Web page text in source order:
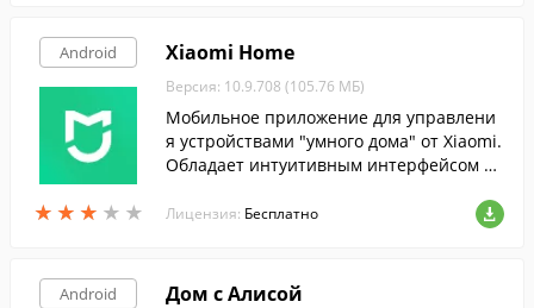
Android
★ ★ ★ ★ ★
★ ★ ★ ★ ★
Xiaomi Home
Версия: 10.9.708 (105.76 МБ)
Мобильное приложение для управлени
я устройствами "умного дома" от Xiaomi.
Обладает интуитивным интерфейсом и
щиеся у вас устройства.
Лицензия: Бесплатно
Android Дом с Алисой